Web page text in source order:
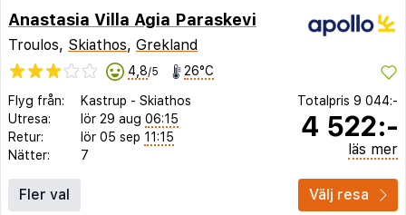
Anastasia Villa Agia Paraskevi
Troulos, Skiathos, Grekland
4,8/5 26°C
Flyg från: Kastrup - Skiathos
Utresa:
lör 29 aug 06:15
Retur:
lör 05 sep 11:15
Nätter:
7
Totalpris 9 044:-
4 522:-
läs mer
Fler val Välj resa